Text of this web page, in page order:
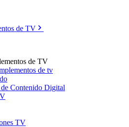
de TV
de TV
de tv
Contenido Digital
TV